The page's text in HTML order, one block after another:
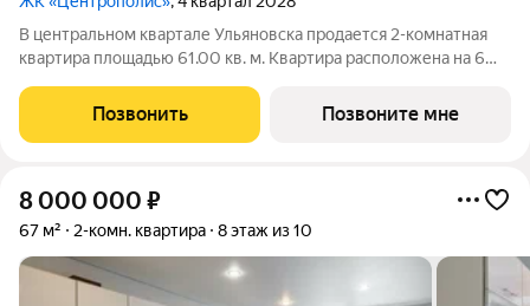
В центральном квартале Ульяновска продается 2-комнатная
квартира площадью 61.00 кв. м. Квартира расположена на 6
Центрополис. Мечта жить в центре Нового города теперь
осуществима! Квартал Центрополис
Позвонить Позвоните мне
8 000 000 ₽
67 м² 2-комн. квартира 8 этаж из 10